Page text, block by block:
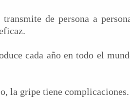
de persona a
cada año en todo el
la gripe tiene complicaciones.